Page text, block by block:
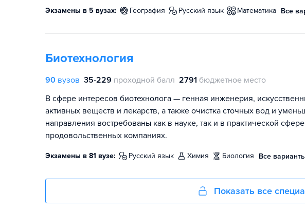
Экзамены в 5 вузах: география русский язык математика Все
Биотехнология
90 вузов 35-229 проходной балл 2791 бюджетное место
В сфере интересов биотехнолога — генная инженерия,
активных веществ и лекарств, а также очистка сточных вод и
направления востребованы как в науке, так и в практической
продовольственных компаниях.
Экзамены в 81 вузе: русский язык химия биология Все
Показать все